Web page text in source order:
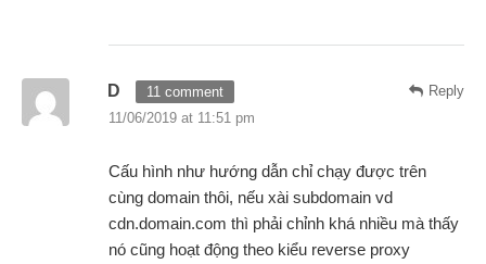
Reply
D
11 comment
11/06/2019 at 11:51 pm
Cấu hình như hướng dẫn chỉ chạy được trên
cùng domain thôi, nếu xài subdomain vd
cdn.domain.com thì phải chỉnh khá nhiều mà thấy
nó cũng hoạt động theo kiểu reverse proxy